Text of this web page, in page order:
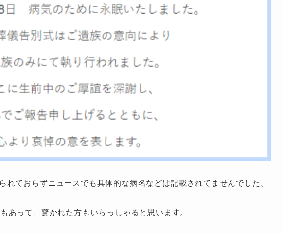
れておらずニュースでも具体的な病名などは記載されてませんでした。
あって、驚かれた方もいらっしゃると思います。